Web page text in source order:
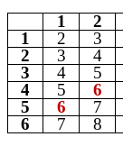
1
2
1
2 3
2
3 4
3
4 5
4
5 6
5
6 7
6
7 8